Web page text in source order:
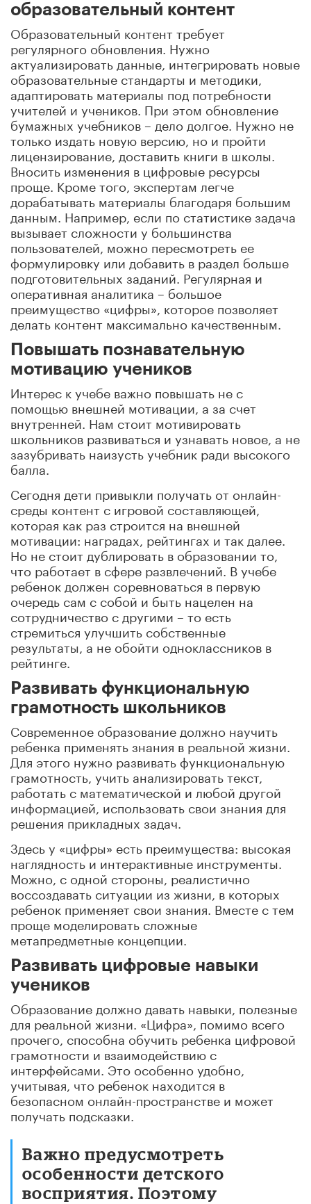
образовательный контент
Образовательный контент требует
регулярного обновления. Нужно
актуализировать данные, интегрировать новые
образовательные стандарты и методики,
адаптировать материалы под потребности
учителей и учеников. При этом обновление
бумажных учебников – дело долгое. Нужно не
только издать новую версию, но и пройти
лицензирование, доставить книги в школы.
Вносить изменения в цифровые ресурсы
проще. Кроме того, экспертам легче
дорабатывать материалы благодаря большим
данным. Например, если по статистике задача
вызывает сложности у большинства
пользователей, можно пересмотреть ее
формулировку или добавить в раздел больше
подготовительных заданий. Регулярная и
оперативная аналитика – большое
преимущество «цифры», которое позволяет
делать контент максимально качественным.
Повышать познавательную
мотивацию учеников
Интерес к учебе важно повышать не с
помощью внешней мотивации, а за счет
внутренней. Нам стоит мотивировать
школьников развиваться и узнавать новое, а не
зазубривать наизусть учебник ради высокого
балла.
Сегодня дети привыкли получать от онлайн-
среды контент с игровой составляющей,
которая как раз строится на внешней
мотивации: наградах, рейтингах и так далее.
Но не стоит дублировать в образовании то,
что работает в сфере развлечений. В учебе
ребенок должен соревноваться в первую
очередь сам с собой и быть нацелен на
сотрудничество с другими – то есть
стремиться улучшить собственные
результаты, а не обойти одноклассников в
рейтинге.
Развивать функциональную
грамотность школьников
Современное образование должно научить
ребенка применять знания в реальной жизни.
Для этого нужно развивать функциональную
грамотность, учить анализировать текст,
работать с математической и любой другой
информацией, использовать свои знания для
решения прикладных задач.
Здесь у «цифры» есть преимущества: высокая
наглядность и интерактивные инструменты.
Можно, с одной стороны, реалистично
воссоздавать ситуации из жизни, в которых
ребенок применяет свои знания. Вместе с тем
проще моделировать сложные
метапредметные концепции.
Развивать цифровые навыки
учеников
Образование должно давать навыки, полезные
для реальной жизни. «Цифра», помимо всего
прочего, способна обучить ребенка цифровой
грамотности и взаимодействию с
интерфейсами. Это особенно удобно,
учитывая, что ребенок находится в
безопасном онлайн-пространстве и может
получать подсказки.
Важно предусмотреть
особенности детского
восприятия. Поэтому